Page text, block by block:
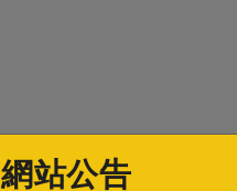
網站公告